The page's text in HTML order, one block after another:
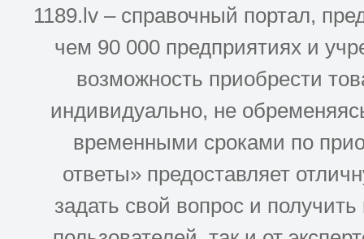
1189.lv – справочный портал,
чем 90 000 предприятиях и
возможность приобрести
индивидуально, не
временными сроками по
ответы» предоставляет
задать свой вопрос и